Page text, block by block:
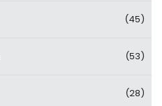
(45)
(53)
(28)